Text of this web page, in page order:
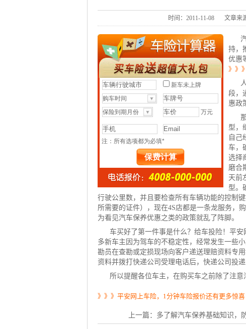
时间：2011-11-08 文章来
持，
优惠
》》
段，
惠政
型，
自己
车，
选择
磨合
天前
型。
行驶公里数，并且要检查所有车辆功能的控制
所需要的证件），现在4S店都是一条龙服务，
为看见汽车保养优惠之类的政策就乱了阵脚。
车买好了第一件事是什么？给车投险！ 平安
多新车主因为驾车的不稳定性，经常发生一些
勘员在查勘或定损现场向客户递送理赔资料专
资料并拨打快递公司受理电话后，快递公司投
所以提醒各位车主，在购买车之前除了注
》》》平安网上车险，1分钟车险报价还有更多惊喜
上一篇： 多了解汽车保养基础知识，